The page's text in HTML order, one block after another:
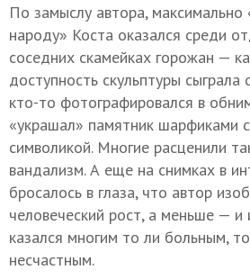
По замыслу автора,
народу» Коста оказался среди
соседних скамейках горожан —
доступность скульптуры сыграла
кто-то фотографировался в
«украшал» памятник шарфиками
символикой. Многие расценили
вандализм. А еще на снимках в
бросалось в глаза, что автор
человеческий рост, а меньше — и
казался многим то ли больным,
несчастным.